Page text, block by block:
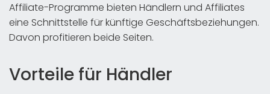
Affiliate-Programme bieten Händlern und Affiliates
eine Schnittstelle für künftige Geschäftsbeziehungen.
Davon profitieren beide Seiten.
Vorteile für Händler